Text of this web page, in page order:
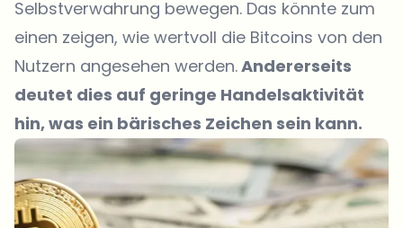
Selbstverwahrung bewegen. Das könnte zum
einen zeigen, wie wertvoll die Bitcoins von den
Nutzern angesehen werden.Andererseits
deutet dies auf geringe Handelsaktivität
hin, was ein bärisches Zeichen sein kann.